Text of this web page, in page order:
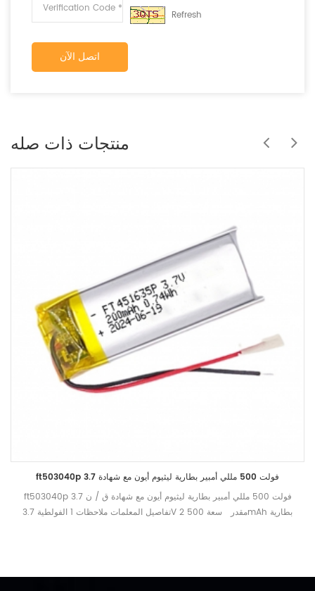
Refresh
اتصل الآن
منتجات ذات صله
ft503040p 3.7 فولت 500 مللي أمبير بطارية ليثيوم أيون مع شهادة
ft503040p 3.7 فولت 500 مللي أمبير بطارية ليثيوم أيون مع شهادة ق / ن
تفاصيل المعلمات ملاحظات 1 الفولطية 3.7V 2 مقدر سعة 500mAh بطارية
المسؤول الحالي 500MA 1C 8 تيار التفريغ القياسي 100MA 0.2C 9 ماكس